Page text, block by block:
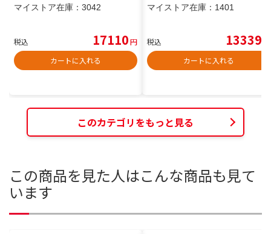
マイストア在庫： 3042
税込 17110円
カートに入れる
マイストア在庫： 1401
税込 13339
カートに入れる
このカテゴリをもっと見る
この商品を見た人はこんな商品も見て
います